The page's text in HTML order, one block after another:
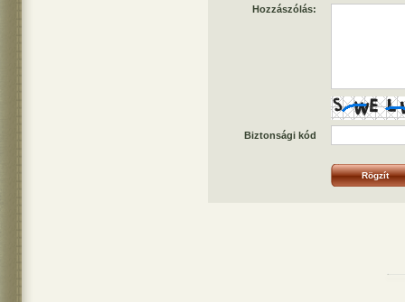
Hozzászólás:
Biztonsági kód